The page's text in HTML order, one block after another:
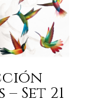
Set 21